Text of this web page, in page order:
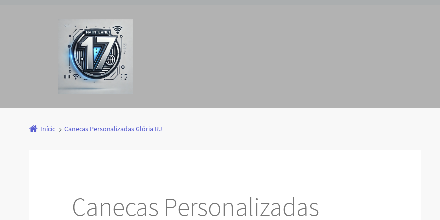
Início Canecas Personalizadas Glória RJ
Canecas Personalizadas